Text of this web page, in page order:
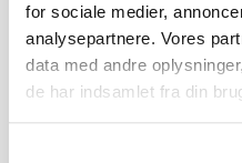
for sociale medier,
analysepartnere. Vores
data med andre
de har indsamlet fra din
Footer